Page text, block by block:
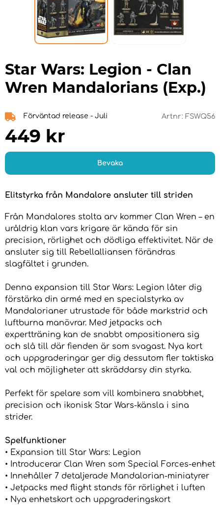
Star Wars: Legion - Clan
Wren Mandalorians (Exp.)
Förväntad release - Juli Artnr: FSWQ56
449 kr
Bevaka
Elitstyrka från Mandalore ansluter till striden
Från Mandalores stolta arv kommer Clan Wren – en
uråldrig klan vars krigare är kända för sin
precision, rörlighet och dödliga effektivitet. När de
ansluter sig till Rebellalliansen förändras
slagfältet i grunden.
Denna expansion till Star Wars: Legion låter dig
förstärka din armé med en specialstyrka av
Mandalorianer utrustade för både markstrid och
luftburna manövrar. Med jetpacks och
expertträning kan de snabbt ompositionera sig
och slå till där fienden är som svagast. Nya kort
och uppgraderingar ger dig dessutom fler taktiska
val och möjligheter att skräddarsy din styrka.
Perfekt för spelare som vill kombinera snabbhet,
precision och ikonisk Star Wars-känsla i sina
strider.
Spelfunktioner
• Expansion till Star Wars: Legion
• Introducerar Clan Wren som Special Forces-enhet
• Innehåller 7 detaljerade Mandalorian-miniatyrer
• Jetpacks med flight stands för rörlighet i luften
• Nya enhetskort och uppgraderingskort